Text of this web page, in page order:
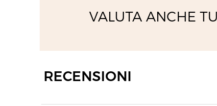
VALUTA ANCHE
RECENSIONI